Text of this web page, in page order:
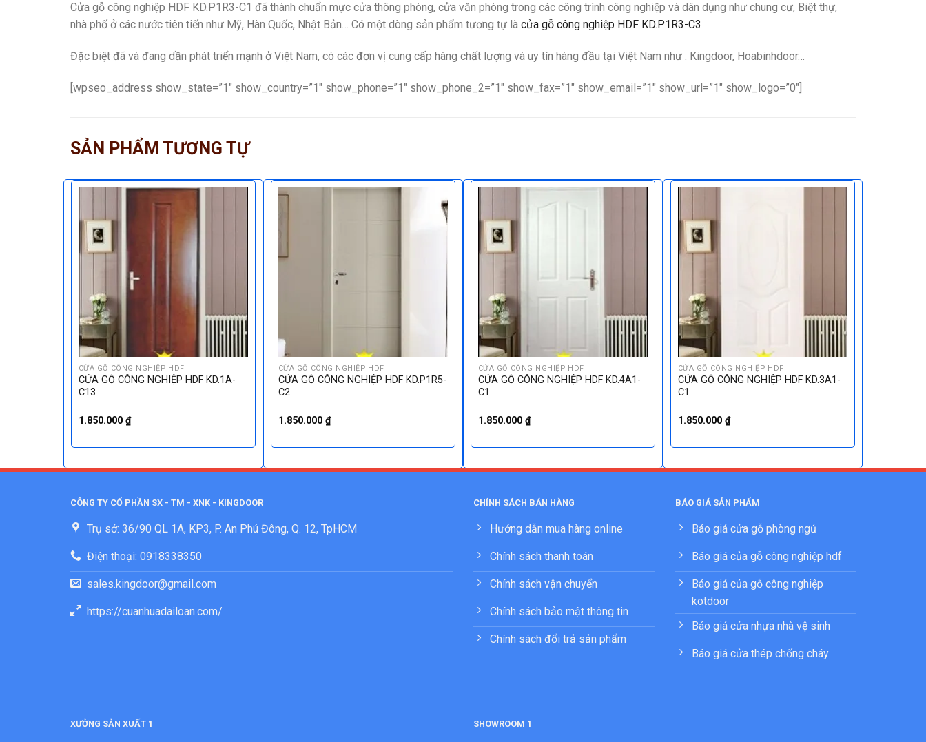
Cửa gỗ công nghiệp HDF KD.P1R3-C1 đã thành chuẩn mực cửa thông phòng, cửa văn phòng trong các công trình công nghiệp và dân dụng như chung cư, Biệt thự,
nhà phố ở các nước tiên tiến như Mỹ, Hàn Quốc, Nhật Bản… Có một dòng sản phẩm tương tự là cửa gỗ công nghiệp HDF KD.P1R3-C3
Đặc biệt đã và đang dần phát triển mạnh ở Việt Nam, có các đơn vị cung cấp hàng chất lượng và uy tín hàng đầu tại Việt Nam như : Kingdoor, Hoabinhdoor…
[wpseo_address show_state=”1″ show_country=”1″ show_phone=”1″ show_phone_2=”1″ show_fax=”1″ show_email=”1″ show_url=”1″ show_logo=”0″]
SẢN PHẨM TƯƠNG TỰ
CỬA GỖ CÔNG NGHIỆP HDF
CỬA GỖ CÔNG NGHIỆP HDF KD.1A-
C13
1.850.000 ₫
CỬA GỖ CÔNG NGHIỆP HDF
CỬA GỖ CÔNG NGHIỆP HDF KD.P1R5-
C2
1.850.000 ₫
CỬA GỖ CÔNG NGHIỆP HDF
CỬA GỖ CÔNG NGHIỆP HDF KD.4A1-
C1
1.850.000 ₫
CỬA GỖ CÔNG NGHIỆP HDF
CỬA GỖ CÔNG NGHIỆP HDF KD.3A1-
C1
1.850.000 ₫
CÔNG TY CỔ PHẦN SX - TM - XNK - KINGDOOR
Trụ sở: 36/90 QL 1A, KP3, P. An Phú Đông, Q. 12, TpHCM
Điện thoại: 0918338350
sales.kingdoor@gmail.com
https://cuanhuadailoan.com/
CHÍNH SÁCH BÁN HÀNG
Hướng dẫn mua hàng online
Chính sách thanh toán
Chính sách vận chuyển
Chính sách bảo mật thông tin
Chính sách đổi trả sản phẩm
BÁO GIÁ SẢN PHẨM
Báo giá cửa gỗ phòng ngủ
Báo giá của gỗ công nghiệp hdf
Báo giá của gỗ công nghiệp
kotdoor
Báo giá cửa nhựa nhà vệ sinh
Báo giá cửa thép chống cháy
XƯỞNG SẢN XUẤT 1 SHOWROOM 1